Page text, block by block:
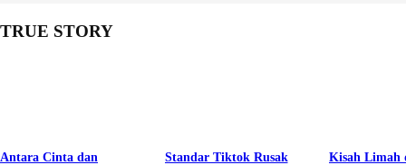
TRUE STORY
Antara Cinta dan
Standar Tiktok Rusak
Kisah Limah